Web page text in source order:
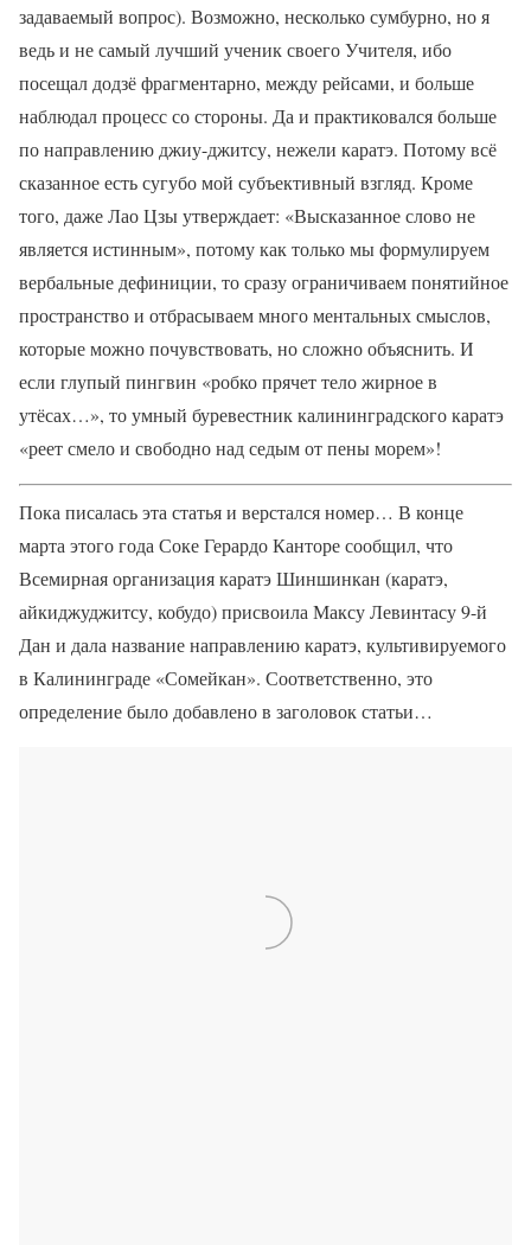
задаваемый вопрос). Возможно, несколько сумбурно, но я
ведь и не самый лучший ученик своего Учителя, ибо
посещал додзё фрагментарно, между рейсами, и больше
наблюдал процесс со стороны. Да и практиковался больше
по направлению джиу-джитсу, нежели каратэ. Потому всё
сказанное есть сугубо мой субъективный взгляд. Кроме
того, даже Лао Цзы утверждает: «Высказанное слово не
является истинным», потому как только мы формулируем
вербальные дефиниции, то сразу ограничиваем понятийное
пространство и отбрасываем много ментальных смыслов,
которые можно почувствовать, но сложно объяснить. И
если глупый пингвин «робко прячет тело жирное в
утёсах…», то умный буревестник калининградского каратэ
«реет смело и свободно над седым от пены морем»!
Пока писалась эта статья и верстался номер… В конце
марта этого года Соке Герардо Канторе сообщил, что
Всемирная организация каратэ Шиншинкан (каратэ,
айкиджуджитсу, кобудо) присвоила Максу Левинтасу 9-й
Дан и дала название направлению каратэ, культивируемого
в Калининграде «Сомейкан». Соответственно, это
определение было добавлено в заголовок статьи…